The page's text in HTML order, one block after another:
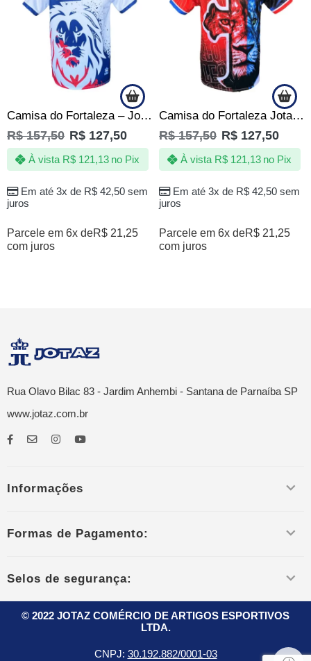
Camisa do Fortaleza – Jotaz – Leão Rei – Masculino
R$157,50 R$ 127,50
Em até 3x de R$42,50sem
juros
À vista R$121,13 no Pix
Parcele em 6x deR$ 21,25
com juros
Camisa do Fortaleza Jotaz – Arena Castelo do Leão -Masculino
R$157,50 R$ 127,50
Em até 3x de R$42,50sem
juros
À vista R$121,13 no Pix
Parcele em 6x deR$ 21,25
com juros
Rua Olavo Bilac 83 - Jardim Anhembi - Santana de Parnaíba SP
www.jotaz.com.br
Informações
Formas de Pagamento:
Selos de segurança:
© 2022 JOTAZ COMÉRCIO DE ARTIGOS ESPORTIVOS
LTDA.
CNPJ: 30.192.882/0001-03